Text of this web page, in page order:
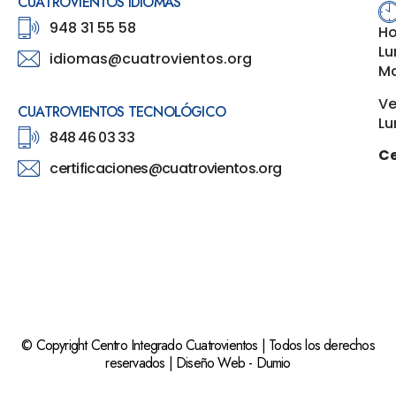
948 31 55 58
idiomas@cuatrovientos.org
CUATROVIENTOS TECNOLÓGICO
848 46 03 33
certificaciones@cuatrovientos.org
© Copyright Centro Integrado Cuatrovientos | Todos los derechos
reservados | Diseño Web - Dumio